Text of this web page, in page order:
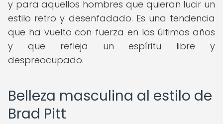
y para aquellos hombres que quieran lucir un
estilo retro y desenfadado. Es una tendencia
que ha vuelto con fuerza en los últimos años
y que refleja un espíritu libre y
despreocupado.
Belleza masculina al estilo de
Brad Pitt